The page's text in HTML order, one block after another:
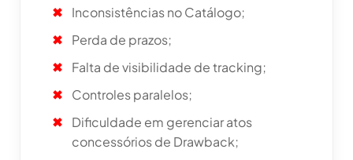
Inconsistências no Catálogo;
Perda de prazos;
Falta de visibilidade de tracking;
Controles paralelos;
Dificuldade em gerenciar atos
concessórios de Drawback;